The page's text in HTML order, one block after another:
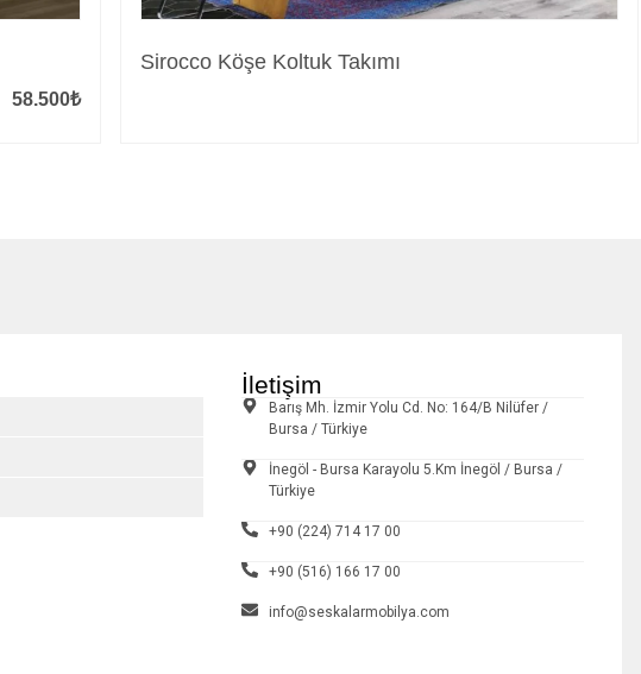
58.500₺
Sirocco Köşe Koltuk Takımı
İletişim
Barış Mh. İzmir Yolu Cd. No: 164/B Nilüfer /
Bursa / Türkiye
İnegöl - Bursa Karayolu 5.Km İnegöl / Bursa /
Türkiye
+90 (224) 714 17 00
+90 (516) 166 17 00
info@seskalarmobilya.com